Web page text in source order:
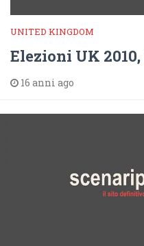
UNITED KINGDOM
Elezioni UK
16 anni ago